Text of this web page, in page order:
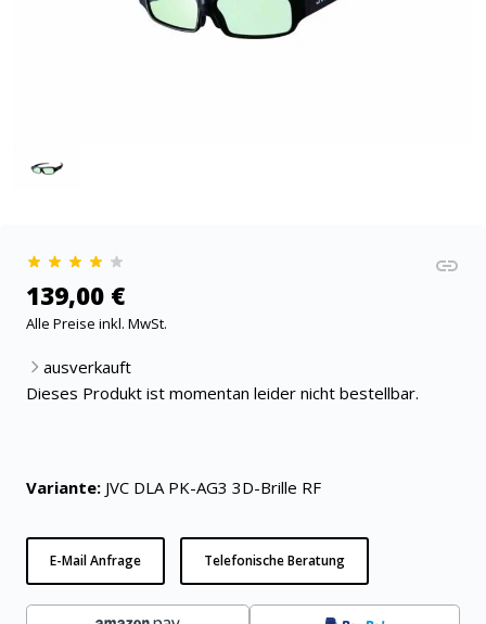
139,00 €
Alle Preise inkl. MwSt.
ausverkauft
Dieses Produkt ist momentan leider nicht bestellbar.
Variante: JVC DLA PK-AG3 3D-Brille RF
E-Mail Anfrage Telefonische Beratung